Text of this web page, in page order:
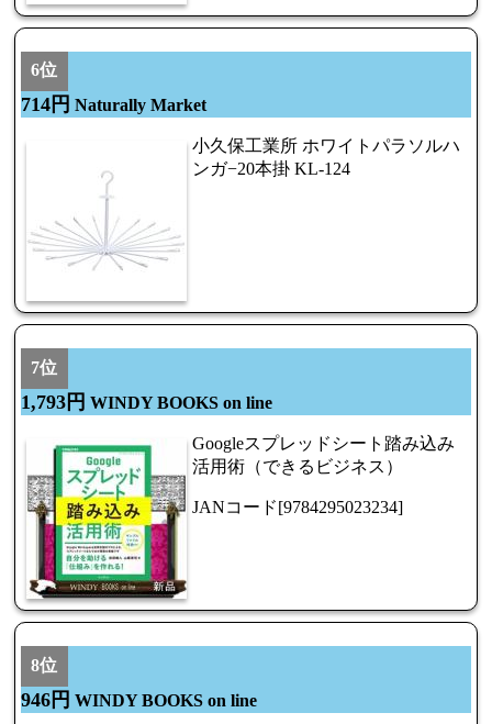
6位
714円 Naturally Market
小久保工業所 ホワイトパラソルハ
ンガ−20本掛 KL-124
7位
1,793円 WINDY BOOKS on line
Googleスプレッドシート踏み込み
活用術（できるビジネス）
JANコード[9784295023234]
8位
946円 WINDY BOOKS on line